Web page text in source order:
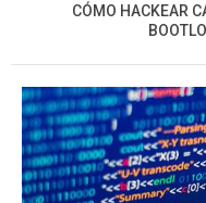
CÓMO HACKEAR